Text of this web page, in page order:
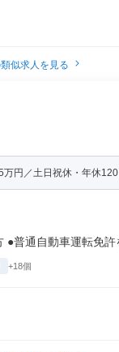
似求人を見る
円／土日祝休・年休120
普通自動車運転免許
+18個